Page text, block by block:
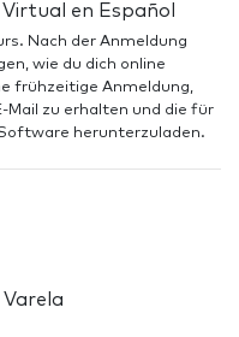
en Español
Nach der Anmeldung
wie du dich online
frühzeitige Anmeldung,
Mail zu erhalten und die für
herunterzuladen.
Varela